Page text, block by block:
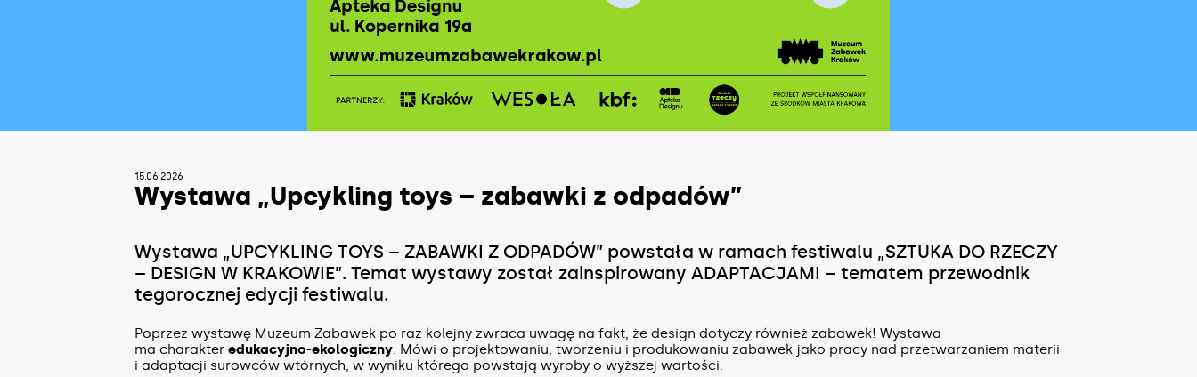
15.06.2026
Wystawa „Upcykling toys – zabawki z odpadów”
Wystawa „UPCYKLING TOYS – ZABAWKI Z ODPADÓW” powstała w ramach festiwalu „SZTUKA DO RZECZY
– DESIGN W KRAKOWIE”. Temat wystawy został zainspirowany ADAPTACJAMI – tematem przewodnik
tegorocznej edycji festiwalu.
Poprzez wystawę Muzeum Zabawek po raz kolejny zwraca uwagę na fakt, że design dotyczy również zabawek! Wystawa
ma charakter edukacyjno-ekologiczny. Mówi o projektowaniu, tworzeniu i produkowaniu zabawek jako pracy nad przetwarzaniem materii
i adaptacji surowców wtórnych, w wyniku którego powstają wyroby o wyższej wartości.